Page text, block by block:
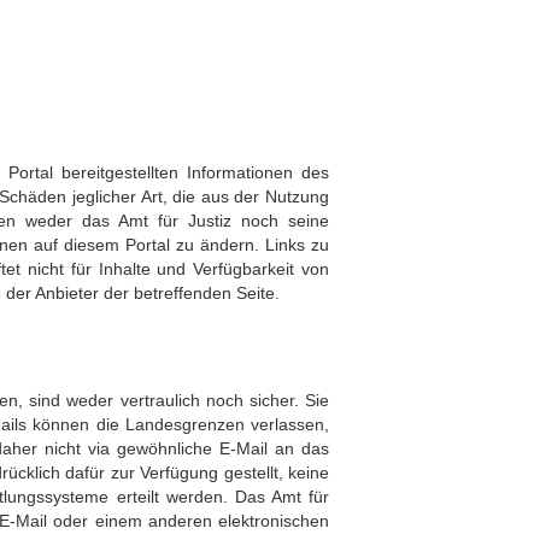
bereitgestellten Informationen des
jeglicher Art, die aus der Nutzung
weder das Amt für Justiz noch seine
auf diesem Portal zu ändern. Links zu
nicht für Inhalte und Verfügbarkeit von
Anbieter der betreffenden Seite.
sind weder vertraulich noch sicher. Sie
können die Landesgrenzen verlassen,
nicht via gewöhnliche E-Mail an das
dafür zur Verfügung gestellt, keine
erteilt werden. Das Amt für
Mail oder einem anderen elektronischen